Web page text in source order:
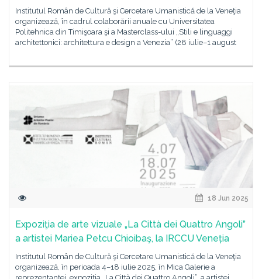
Institutul Român de Cultură şi Cercetare Umanistică de la Veneţia
organizează, în cadrul colaborării anuale cu Universitatea
Politehnica din Timişoara şi a Masterclass-ului „Stili e linguaggi
architettonici: architettura e design a Venezia” (28 iulie–1 august
18 Jun 2025
Expoziţia de arte vizuale „La Città dei Quattro Angoli”
a artistei Mariea Petcu Chioibaş, la IRCCU Veneția
Institutul Român de Cultură şi Cercetare Umanistică de la Veneţia
organizează, în perioada 4–18 iulie 2025, în Mica Galerie a